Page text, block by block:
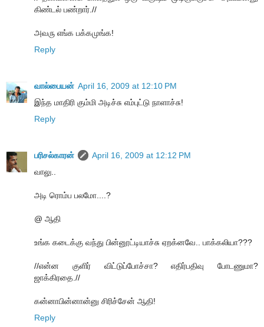
கிண்டல் பண்றார்.//
அவரு எங்க பக்கமுங்க!
Reply
வால்பையன் April 16, 2009 at 12:10 PM
இந்த மாதிரி கும்மி அடிச்சு எம்புட்டு நாளாச்சு!
Reply
பரிசல்காரன்
April 16, 2009 at 12:12 PM
வாலு..
அடி ரொம்ப பலமோ....?
@ ஆதி
உங்க கடைக்கு வந்து பின்னூட்டியாச்சு ஏறக்னவே.. பாக்கலியா???
//என்ன குளிர் விட்டுப்போச்சா? எதிர்பதிவு போடணுமா?
ஜாக்கிரதை.//
கன்னாபின்னான்னு சிரிச்சேன் ஆதி!
Reply